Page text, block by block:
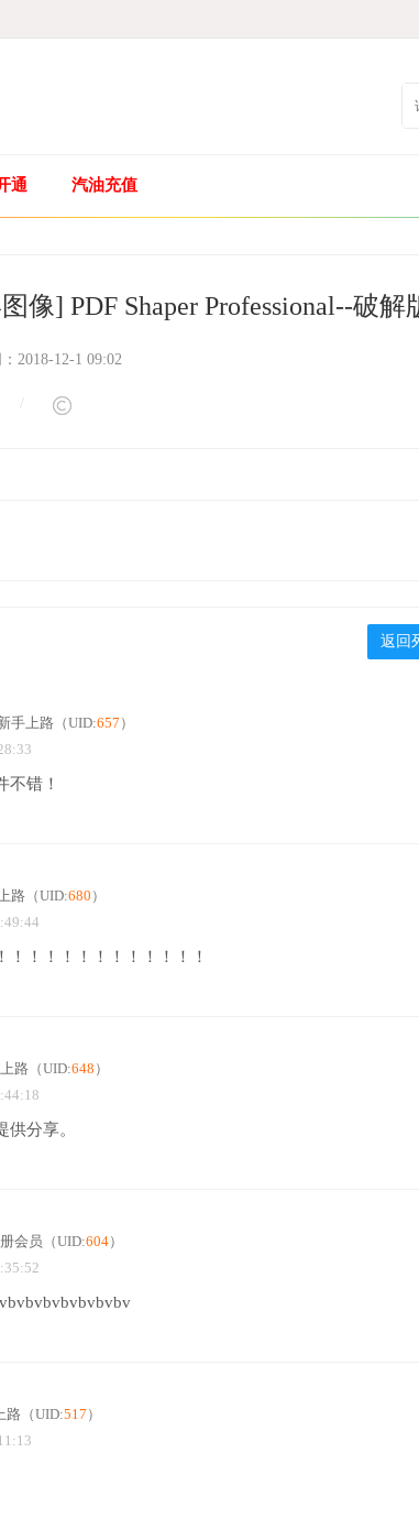
通 汽油充值
像] PDF Shaper Professional--破解
2018-12-1 09:02
/
返回
手上路 （UID:657 ）
不错！
路 （UID:680 ）
！！！！！！！！！！！！
路 （UID:648 ）
供分享。
会员 （UID:604）
路 （UID:517 ）